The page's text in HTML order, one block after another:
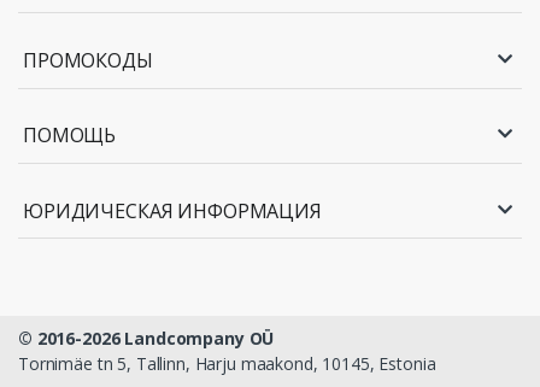
ПРОМОКОДЫ
ПОМОЩЬ
ЮРИДИЧЕСКАЯ ИНФОРМАЦИЯ
© 2016-2026 Landcompany OÜ
Tornimäe tn 5, Tallinn, Harju maakond, 10145, Estonia